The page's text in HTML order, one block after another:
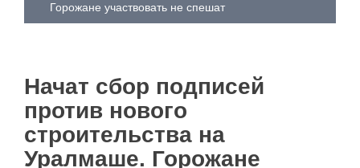
Горожане участвовать не спешат
Начат сбор подписей
против нового
строительства на
Уралмаше. Горожане